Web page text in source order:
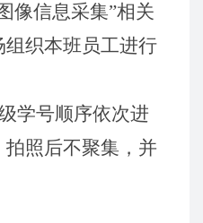
像信息采集”相关
织本班员工进行
学号顺序依次进
照后不聚集，并